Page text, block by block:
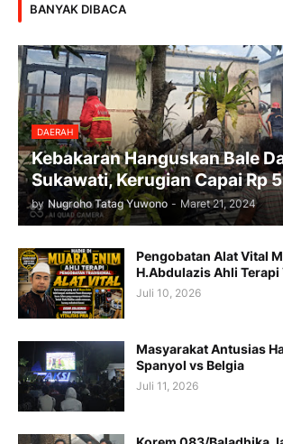
BANYAK DIBACA
DAERAH
Kebakaran Hanguskan Bale
Sukawati, Kerugian Capai Rp
by Nugroho Tatag Yuwono - Maret 21, 2024
Pengobatan Alat Vital
H.Abdulazis Ahli
Juli 10, 2026
Masyarakat Antusias
Spanyol vs Belgia
Juli 11, 2026